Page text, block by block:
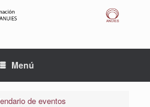
Menú
de eventos